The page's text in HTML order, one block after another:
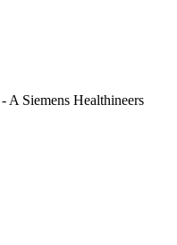
A Siemens Healthineers